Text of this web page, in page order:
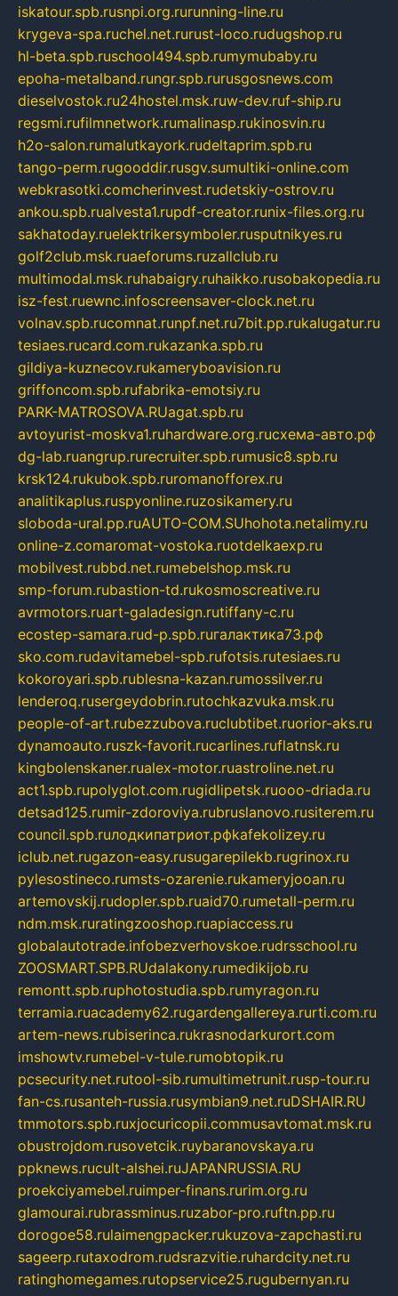
iskatour.spb.rusnpi.org.rurunning-line.ru
krygeva-spa.ruchel.net.rurust-loco.rudugshop.ru
hl-beta.spb.ruschool494.spb.rumymubaby.ru
epoha-metalband.rungr.spb.rurusgosnews.com
dieselvostok.ru24hostel.msk.ruw-dev.ruf-ship.ru
regsmi.rufilmnetwork.rumalinasp.rukinosvin.ru
h2o-salon.rumalutkayork.rudeltaprim.spb.ru
tango-perm.rugooddir.rusgv.sumultiki-online.com
webkrasotki.comcherinvest.rudetskiy-ostrov.ru
ankou.spb.rualvesta1.rupdf-creator.runix-files.org.ru
sakhatoday.ruelektrikersymboler.rusputnikyes.ru
golf2club.msk.ruaeforums.ruzallclub.ru
multimodal.msk.ruhabaigry.ruhaikko.rusobakopedia.ru
isz-fest.ruewnc.infoscreensaver-clock.net.ru
volnav.spb.rucomnat.runpf.net.ru7bit.pp.rukalugatur.ru
tesiaes.rucard.com.rukazanka.spb.ru
gildiya-kuznecov.rukameryboavision.ru
griffoncom.spb.rufabrika-emotsiy.ru
PARK-MATROSOVA.RUagat.spb.ru
avtoyurist-moskva1.ruhardware.org.ruсхема-авто.рф
dg-lab.ruangrup.rurecruiter.spb.rumusic8.spb.ru
krsk124.rukubok.spb.ruromanofforex.ru
analitikaplus.ruspyonline.ruzosikamery.ru
sloboda-ural.pp.ruAUTO-COM.SUhohota.netalimy.ru
online-z.comaromat-vostoka.ruotdelkaexp.ru
mobilvest.rubbd.net.rumebelshop.msk.ru
smp-forum.rubastion-td.rukosmoscreative.ru
avrmotors.ruart-galadesign.rutiffany-c.ru
ecostep-samara.rud-p.spb.ruгалактика73.рф
sko.com.rudavitamebel-spb.rufotsis.rutesiaes.ru
kokoroyari.spb.rublesna-kazan.rumossilver.ru
lenderoq.rusergeydobrin.rutochkazvuka.msk.ru
people-of-art.rubezzubova.ruclubtibet.ruorior-aks.ru
dynamoauto.ruszk-favorit.rucarlines.ruflatnsk.ru
kingbolenskaner.rualex-motor.ruastroline.net.ru
act1.spb.rupolyglot.com.rugidlipetsk.ruooo-driada.ru
detsad125.rumir-zdoroviya.rubruslanovo.rusiterem.ru
council.spb.ruлодкипатриот.рфkafekolizey.ru
iclub.net.rugazon-easy.rusugarepilekb.rugrinox.ru
pylesostineco.rumsts-ozarenie.rukameryjooan.ru
artemovskij.rudopler.spb.ruaid70.rumetall-perm.ru
ndm.msk.ruratingzooshop.ruapiaccess.ru
globalautotrade.infobezverhovskoe.rudrsschool.ru
ZOOSMART.SPB.RUdalakony.rumedikijob.ru
remontt.spb.ruphotostudia.spb.rumyragon.ru
terramia.ruacademy62.rugardengallereya.rurti.com.ru
artem-news.rubiserinca.rukrasnodarkurort.com
imshowtv.rumebel-v-tule.rumobtopik.ru
pcsecurity.net.rutool-sib.rumultimetrunit.rusp-tour.ru
fan-cs.rusanteh-russia.rusymbian9.net.ruDSHAIR.RU
tmmotors.spb.ruxjocuricopii.commusavtomat.msk.ru
obustrojdom.rusovetcik.ruybaranovskaya.ru
ppknews.rucult-alshei.ruJAPANRUSSIA.RU
proekciyamebel.ruimper-finans.rurim.org.ru
glamourai.rubrassminus.ruzabor-pro.ruftn.pp.ru
dorogoe58.rulaimengpacker.rukuzova-zapchasti.ru
sageerp.rutaxodrom.rudsrazvitie.ruhardcity.net.ru
ratinghomegames.rutopservice25.rugubernyan.ru